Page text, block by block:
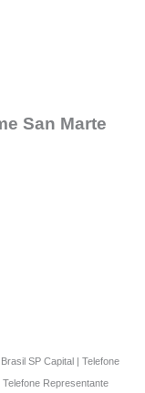
San Marte
SP Capital | Telefone
Representante